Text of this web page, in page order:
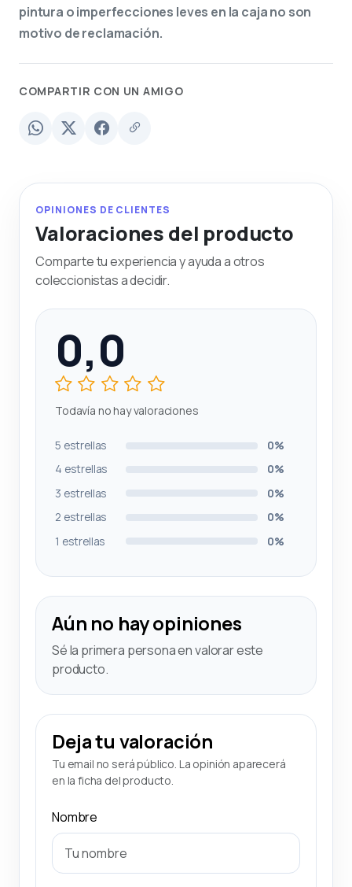
pintura o imperfecciones leves en la caja no son
motivo de reclamación.
COMPARTIR CON UN AMIGO
OPINIONES DE CLIENTES
Valoraciones del producto
Comparte tu experiencia y ayuda a otros
coleccionistas a decidir.
0,0
Todavía no hay valoraciones
5 estrellas
0%
4 estrellas
0%
3 estrellas
0%
2 estrellas
0%
1 estrellas
0%
Aún no hay opiniones
Sé la primera persona en valorar este
producto.
Deja tu valoración
Tu email no será público. La opinión aparecerá
en la ficha del producto.
Nombre